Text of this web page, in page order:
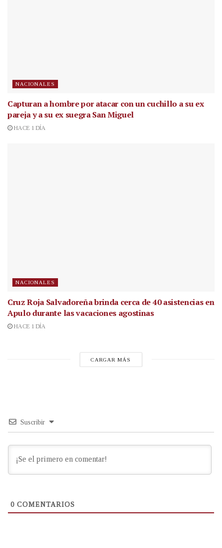
NACIONALES
Capturan a hombre por atacar con un cuchillo a su ex
pareja y a su ex suegra San Miguel
HACE 1 DÍA
NACIONALES
Cruz Roja Salvadoreña brinda cerca de 40 asistencias en
Apulo durante las vacaciones agostinas
HACE 1 DÍA
CARGAR MÁS
Suscribir
0 COMENTARIOS